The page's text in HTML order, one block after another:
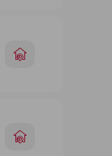
Choisir
Choisir